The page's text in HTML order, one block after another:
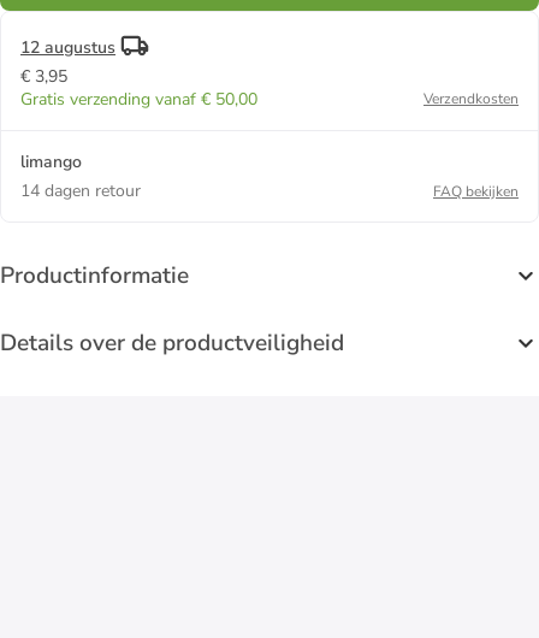
12 augustus
€ 3,95
Gratis verzending vanaf € 50,00
Verzendkosten
limango
14 dagen retour
FAQ bekijken
Productinformatie
Details over de productveiligheid